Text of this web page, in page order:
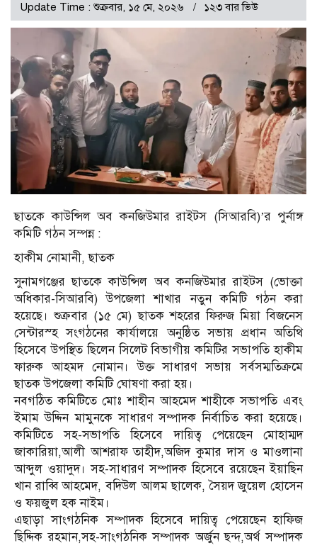
Update Time : শুক্রবার, ১৫ মে, ২০২৬ ১২৩ বার ভিউ
ছাতকে কাউন্সিল অব কনজিউমার রাইটস (সিআরবি)’র পুর্নাঙ্গ
কমিটি গঠন সম্পন্ন :
হাকীম নোমানী, ছাতক
সুনামগঞ্জের ছাতকে কাউন্সিল অব কনজিউমার রাইটস (ভোক্তা
অধিকার-সিআরবি) উপজেলা শাখার নতুন কমিটি গঠন করা
হয়েছে। শুক্রবার (১৫ মে) ছাতক শহরের ফিরুজ মিয়া বিজনেস
সেন্টারস্হ সংগঠনের কার্যালয়ে অনুষ্ঠিত সভায় প্রধান অতিথি
হিসেবে উপস্থিত ছিলেন সিলেট বিভাগীয় কমিটির সভাপতি হাকীম
ফারুক আহমদ নোমান। উক্ত সাধারণ সভায় সর্বসম্মতিক্রমে
ছাতক উপজেলা কমিটি ঘোষণা করা হয়।
নবগঠিত কমিটিতে মোঃ শাহীন আহমেদ শাহীকে সভাপতি এবং
ইমাম উদ্দিন মামুনকে সাধারণ সম্পাদক নির্বাচিত করা হয়েছে।
কমিটিতে সহ-সভাপতি হিসেবে দায়িত্ব পেয়েছেন মোহাম্মদ
জাকারিয়া,আলী আশরাফ তাহীদ,অজিদ কুমার দাস ও মাওলানা
আব্দুল ওয়াদুদ। সহ-সাধারণ সম্পাদক হিসেবে রয়েছেন ইয়াছিন
খান রাব্বি আহমেদ, বদিউল আলম ছালেক, সৈয়দ জুয়েল হোসেন
ও ফয়জুল হক নাইম।
এছাড়া সাংগঠনিক সম্পাদক হিসেবে দায়িত্ব পেয়েছেন হাফিজ
ছিদ্দিক রহমান,সহ-সাংগঠনিক সম্পাদক অর্জুন ছন্দ,অর্থ সম্পাদক